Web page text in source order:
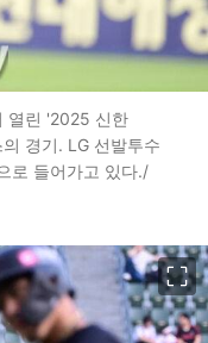
열린 '2025 신한
경기. LG 선발투수
로 들어가고 있다./